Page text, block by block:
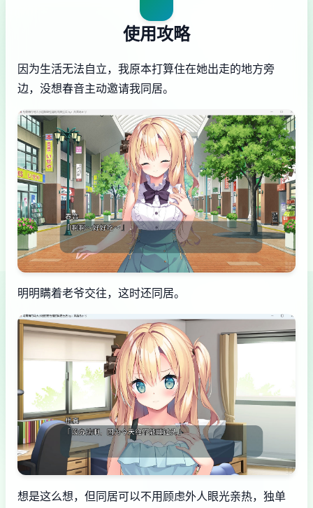
使用攻略
因为生活无法自立，我原本打算住在她出走的地方旁
边，没想春音主动邀请我同居。
明明瞒着老爷交往，这时还同居。
想是这么想，但同居可以不用顾虑外人眼光亲热，独单